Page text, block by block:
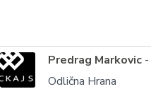
Predrag Markovic -
Odlična Hrana